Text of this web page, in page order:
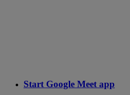
Start Google Meet app